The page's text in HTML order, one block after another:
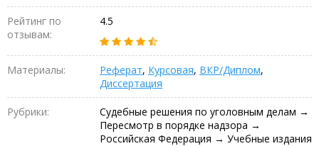
Рейтинг по
отзывам:
4.5
Материалы: Реферат, Курсовая, ВКР/Диплом,
Диссертация
Рубрики:
Судебные решения по уголовным делам →
Пересмотр в порядке надзора →
Российская Федерация → Учебные издания